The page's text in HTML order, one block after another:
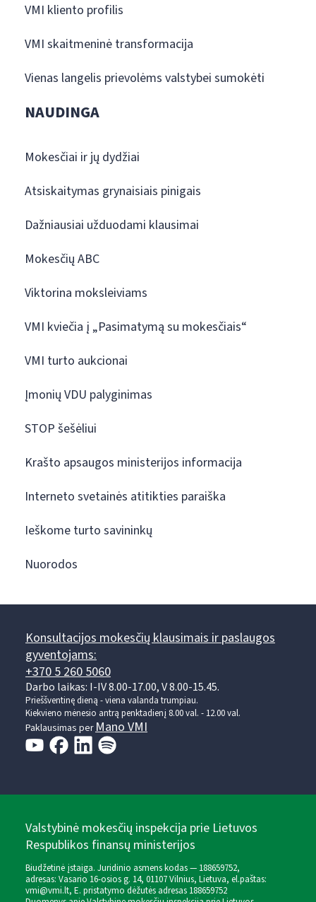
VMI kliento profilis
VMI skaitmeninė transformacija
Vienas langelis prievolėms valstybei sumokėti
NAUDINGA
Mokesčiai ir jų dydžiai
Atsiskaitymas grynaisiais pinigais
Dažniausiai užduodami klausimai
Mokesčių ABC
Viktorina moksleiviams
VMI kviečia į „Pasimatymą su mokesčiais“
VMI turto aukcionai
Įmonių VDU palyginimas
STOP šešėliui
Krašto apsaugos ministerijos informacija
Interneto svetainės atitikties paraiška
Ieškome turto savininkų
Nuorodos
Konsultacijos mokesčių klausimais ir paslaugos
gyventojams:
+370 5 260 5060
Darbo laikas: I-IV 8.00-17.00, V 8.00-15.45.
Prieššventinę dieną - viena valanda trumpiau.
Kiekvieno mėnesio antrą penktadienį 8.00 val. - 12.00 val.
Paklausimas per Mano VMI
Valstybinė mokesčių inspekcija prie Lietuvos
Respublikos finansų ministerijos
Biudžetinė įstaiga. Juridinio asmens kodas — 188659752,
adresas: Vasario 16-osios g. 14, 01107 Vilnius, Lietuva, el.paštas:
vmi@vmi.lt, E. pristatymo dėžutės adresas 188659752